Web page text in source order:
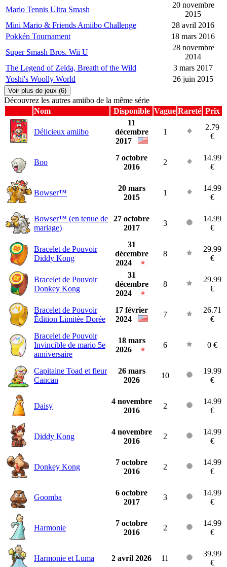
Mario Tennis Ultra Smash
20 novembre
2015
Mini Mario & Friends Amiibo Challenge
28 avril 2016
Pokkén Tournament
18 mars 2016
Super Smash Bros. Wii U
28 novembre
2014
The Legend of Zelda, Breath of the Wild
3 mars 2017
Yoshi's Woolly World
26 juin 2015
Voir plus de jeux (6)
Découvrez les autres amiibo de la même série
Nom
Disponible Vague Rareté Prix
Délicieux amiibo
11
décembre
2017
1
2.79
€
Boo
7 octobre
2016
2
14.99
€
Bowser™
20 mars
2015
1
14.99
€
Bowser™ (en tenue de
mariage)
27 octobre
2017
3
14.99
€
Bracelet de Pouvoir
Diddy Kong
31
décembre
2024
8
29.99
€
Bracelet de Pouvoir
Donkey Kong
31
décembre
2024
8
29.99
€
Bracelet de Pouvoir
Édition Limitée Dorée
17 février
2024
7
26.71
€
Bracelet de Pouvoir
Invincible de mario 5e
anniversaire
18 mars
2026
6 0 €
Capitaine Toad et fleur
Cancan
26 mars
2026
10
19.99
€
Daisy
4 novembre
2016
2
14.99
€
Diddy Kong
4 novembre
2016
2
14.99
€
Donkey Kong
7 octobre
2016
2
14.99
€
Goomba
6 octobre
2017
3
14.99
€
Harmonie
7 octobre
2016
2
14.99
€
Harmonie et Luma 2 avril 2026 11
39.99
€